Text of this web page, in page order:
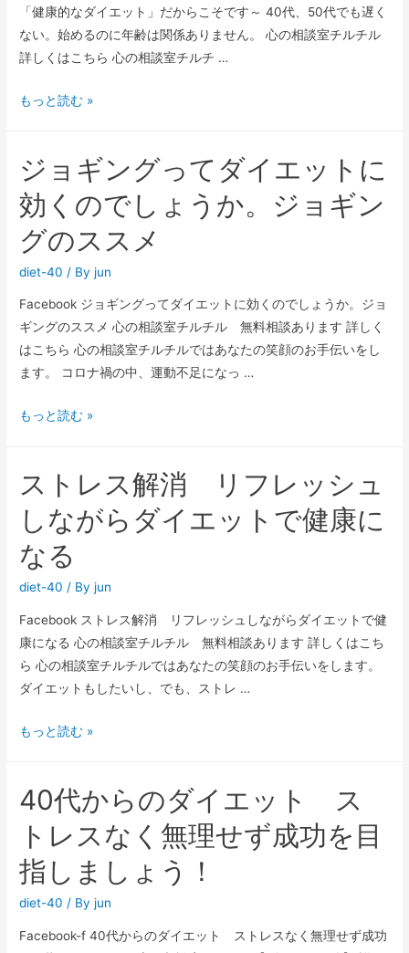
「健康的なダイエット」だからこそです～ 40代、50代でも遅く
ない。始めるのに年齢は関係ありません。 心の相談室チルチル
詳しくはこちら 心の相談室チルチ …
もっと読む »
ジョギングってダイエットに
効くのでしょうか。ジョギン
グのススメ
diet-40 / Byjun
Facebook ジョギングってダイエットに効くのでしょうか。ジョ
ギングのススメ 心の相談室チルチル 無料相談あります 詳しく
はこちら 心の相談室チルチルではあなたの笑顔のお手伝いをし
ます。 コロナ禍の中、運動不足になっ …
もっと読む »
ストレス解消 リフレッシュ
しながらダイエットで健康に
なる
diet-40 / Byjun
Facebook ストレス解消 リフレッシュしながらダイエットで健
康になる 心の相談室チルチル 無料相談あります 詳しくはこち
ら 心の相談室チルチルではあなたの笑顔のお手伝いをします。
ダイエットもしたいし、でも、ストレ …
もっと読む »
40代からのダイエット ス
トレスなく無理せず成功を目
指しましょう！
diet-40 / Byjun
Facebook-f 40代からのダイエット ストレスなく無理せず成功